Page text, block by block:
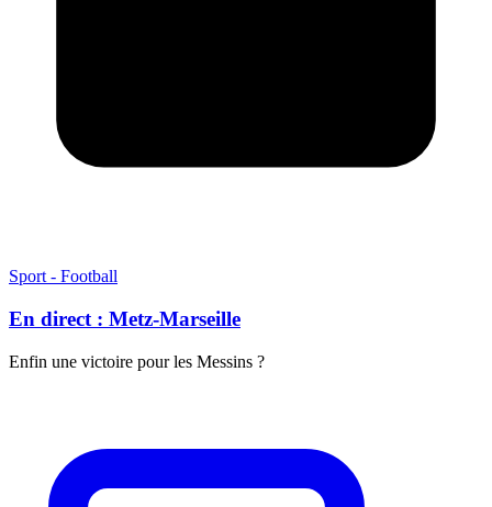
Sport - Football
En direct : Metz-Marseille
Enfin une victoire pour les Messins ?